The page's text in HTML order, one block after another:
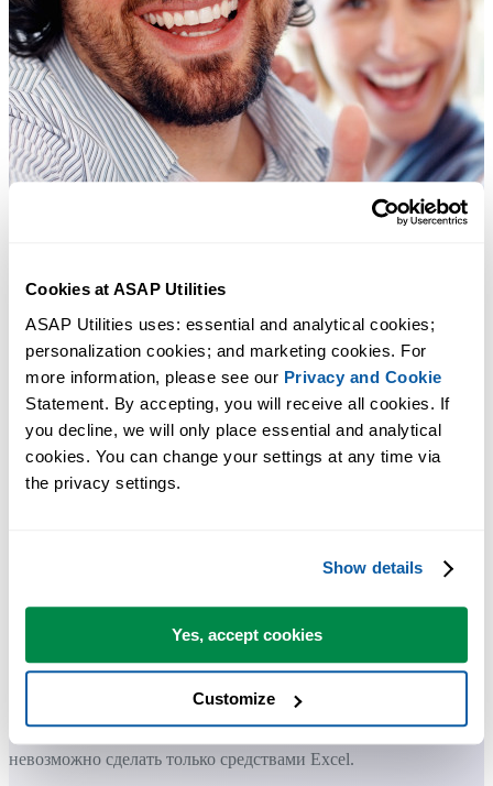
Cookies at ASAP Utilities
ASAP Utilities uses: essential and analytical cookies;
personalization cookies; and marketing cookies. For
more information, please see our Privacy and Cookie
Statement. By accepting, you will receive all cookies. If
you decline, we will only place essential and analytical
cookies. You can change your settings at any time via
the privacy settings.
Show details
Yes, accept cookies
Customize
не хватает в самом Excel.
Экономьте время в Excel. Это просто.
ASAP Utilities помогает экономить время и делать то, что
невозможно сделать только средствами Excel.